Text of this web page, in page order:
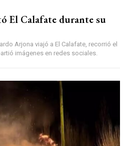
El Calafate durante su
Arjona viajó a El Calafate, recorrió el
imágenes en redes sociales.